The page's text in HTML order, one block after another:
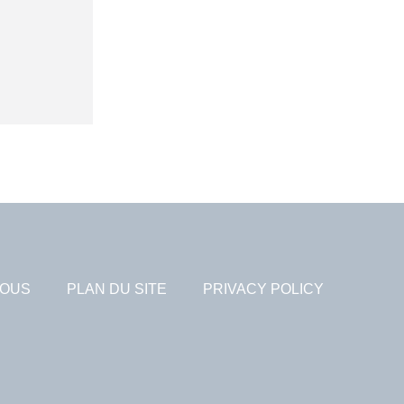
PLAN DU SITE PRIVACY POLICY